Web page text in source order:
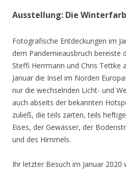
Ausstellung: Die
Fotografische Entdeckungen im
dem Pandemieausbruch bereiste
Steffi Herrmann und Chris Tettke
Januar die Insel im Norden
nur die wechselnden Licht- und
auch abseits der bekannten
zuließ, die teils zarten, teils
Eises, der Gewässer, der
und des Himmels.
Ihr letzter Besuch im Januar